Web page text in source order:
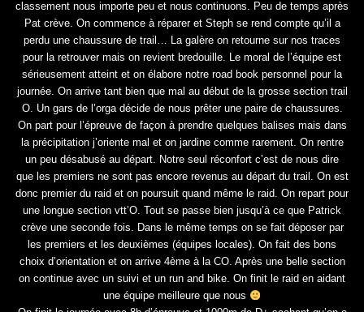
classement nous importe peu et nous continuons. Peu de temps après
Pat crève. On commence à réparer et Steph se rend compte qu’il a
perdu une chaussure de trail… La galère on retourne sur nos traces
pour la retrouver mais on revient bredouille. Le moral de l’équipe est
sérieusement atteint et on élabore notre road book personnel pour la
journée. On arrive tant bien que mal au début de la grosse section trail
O. Un gars de l’orga décide de nous prêter une paire de chaussures.
On part pour l’épreuve de façon à prendre quelques balises mais dans
la précipitation j’oriente mal et on jardine comme rarement. On rentre
un peu désabusé au départ. Notre seul réconfort c’est de nous dire
que les premiers ne sont pas encore revenus au départ du trail. On est
donc premier du raid et on poursuit quand même le raid. On repart pour
une longue section vtt’O. Tout se passe bien jusqu’à ce que Patrick
crève une seconde fois. Dans le même temps on se fait déposer par
les premiers et les deuxièmes (équipes locales). On fait des bons
choix d’orientation et on arrive 4ème à la CO. Après une belle section
on continue avec un suivi et un run and bike. On finit le raid en aidant
une équipe meilleure que nous